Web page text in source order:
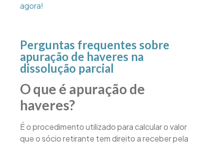
agora!
Perguntas frequentes sobre
apuração de haveres na
dissolução parcial
O que é apuração de
haveres?
É o procedimento utilizado para calcular o valor
que o sócio retirante tem direito a receber pela